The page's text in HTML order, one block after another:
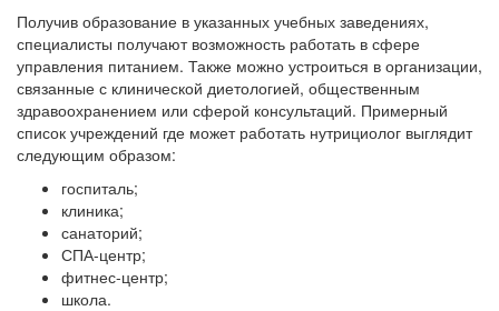
Получив образование в указанных учебных заведениях,
специалисты получают возможность работать в сфере
управления питанием. Также можно устроиться в организации,
связанные с клинической диетологией, общественным
здравоохранением или сферой консультаций. Примерный
список учреждений где может работать нутрициолог выглядит
следующим образом:
госпиталь;
клиника;
санаторий;
СПА-центр;
фитнес-центр;
школа.